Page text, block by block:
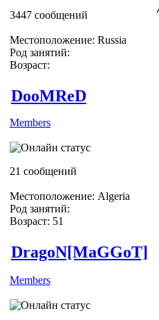
3447 сообщений
Местоположение: Russia
Род занятий:
Возраст:
DooMReD
Members
21 сообщений
Местоположение: Algeria
Род занятий:
Возраст: 51
DragoN[MaGGoT]
Members